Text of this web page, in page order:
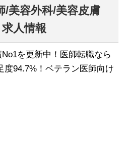
/美容外科/美容皮膚
人情報
を更新中！医師転職なら
度94.7%！ベテラン医師向け